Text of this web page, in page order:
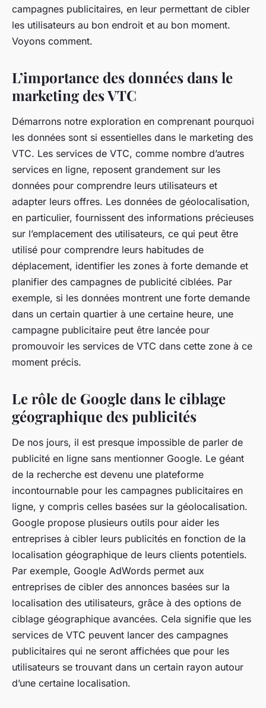
Julien•18 mars 2024•6 min de lecture
campagnes publicitaires, en leur permettant de cibler
les utilisateurs au bon endroit et au bon moment.
Voyons comment.
L’importance des données dans le
marketing des VTC
Démarrons notre exploration en comprenant pourquoi
les données sont si essentielles dans le marketing des
VTC. Les services de VTC, comme nombre d’autres
services en ligne, reposent grandement sur les
données pour comprendre leurs utilisateurs et
adapter leurs offres. Les données de géolocalisation,
en particulier, fournissent des informations précieuses
sur l’emplacement des utilisateurs, ce qui peut être
utilisé pour comprendre leurs habitudes de
déplacement, identifier les zones à forte demande et
planifier des campagnes de publicité ciblées. Par
exemple, si les données montrent une forte demande
dans un certain quartier à une certaine heure, une
campagne publicitaire peut être lancée pour
promouvoir les services de VTC dans cette zone à ce
moment précis.
Le rôle de Google dans le ciblage
géographique des publicités
De nos jours, il est presque impossible de parler de
publicité en ligne sans mentionner Google. Le géant
de la recherche est devenu une plateforme
incontournable pour les campagnes publicitaires en
ligne, y compris celles basées sur la géolocalisation.
Google propose plusieurs outils pour aider les
entreprises à cibler leurs publicités en fonction de la
localisation géographique de leurs clients potentiels.
Par exemple, Google AdWords permet aux
entreprises de cibler des annonces basées sur la
localisation des utilisateurs, grâce à des options de
ciblage géographique avancées. Cela signifie que les
services de VTC peuvent lancer des campagnes
publicitaires qui ne seront affichées que pour les
utilisateurs se trouvant dans un certain rayon autour
d’une certaine localisation.